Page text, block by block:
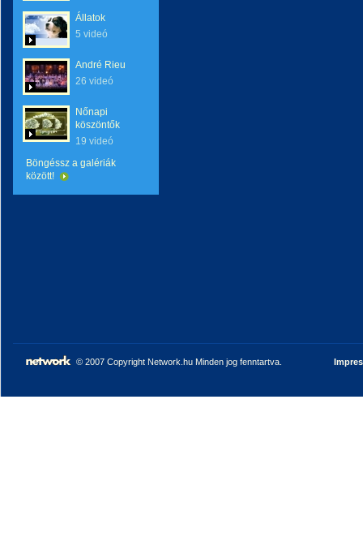
Állatok
5 videó
André Rieu
26 videó
Nőnapi
köszöntők
19 videó
Böngéssz a galériák
között!
© 2007 Copyright Network.hu Minden jog fenntartva.